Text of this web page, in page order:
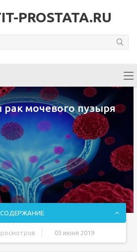
PROSTATA.RU
рак мочевого пузыря
СОДЕРЖАНИЕ
03 июня 2019